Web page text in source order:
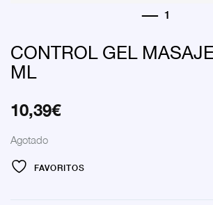
CONTROL GEL
ML
10,39€
Agotado
FAVORITOS